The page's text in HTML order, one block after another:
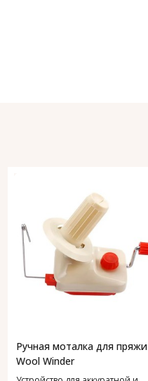
Ручная моталка для пряжи
Wool Winder